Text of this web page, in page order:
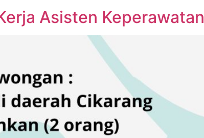
Asisten Keperawatan​